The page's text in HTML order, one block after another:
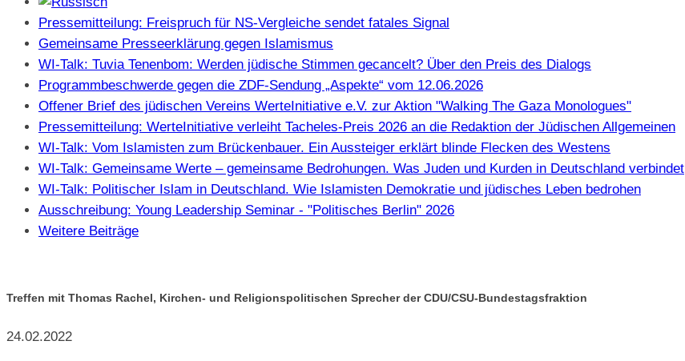
Pressemitteilung: Freispruch für NS-Vergleiche sendet fatales Signal
Gemeinsame Presseerklärung gegen Islamismus
WI-Talk: Tuvia Tenenbom: Werden jüdische Stimmen gecancelt? Über den Preis des Dialogs
Programmbeschwerde gegen die ZDF-Sendung „Aspekte“ vom 12.06.2026
Offener Brief des jüdischen Vereins WerteInitiative e.V. zur Aktion "Walking The Gaza Monologues"
Pressemitteilung: WerteInitiative verleiht Tacheles-Preis 2026 an die Redaktion der Jüdischen Allgemeinen
WI-Talk: Vom Islamisten zum Brückenbauer. Ein Aussteiger erklärt blinde Flecken des Westens
WI-Talk: Gemeinsame Werte – gemeinsame Bedrohungen. Was Juden und Kurden in Deutschland verbindet
WI-Talk: Politischer Islam in Deutschland. Wie Islamisten Demokratie und jüdisches Leben bedrohen
Ausschreibung: Young Leadership Seminar - "Politisches Berlin" 2026
Weitere Beiträge
Treffen mit Thomas Rachel, Kirchen- und Religionspolitischen Sprecher der CDU/CSU-Bundestagsfraktion
24.02.2022